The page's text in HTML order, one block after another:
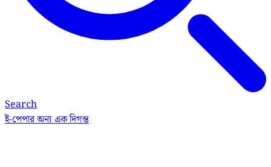
Search
ই-পেপারঅন্য এক দিগন্ত